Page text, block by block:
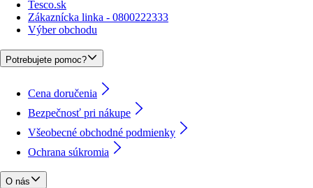
Tesco.sk
Zákaznícka linka - 0800222333
Výber obchodu
Potrebujete pomoc?
Cena doručenia
Bezpečnosť pri nákupe
Všeobecné obchodné podmienky
Ochrana súkromia
O nás